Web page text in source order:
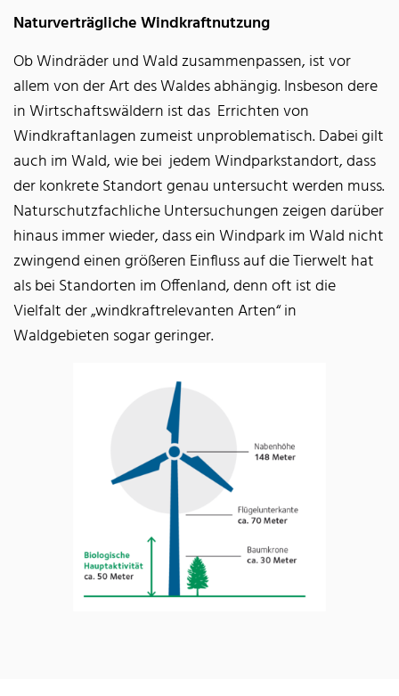
Naturverträgliche Windkraftnutzung
Ob Windräder und Wald zusammenpassen, ist vor
allem von der Art des Waldes abhängig. Insbeson dere
in Wirtschaftswäldern ist das Errichten von
Windkraftanlagen zumeist unproblematisch. Dabei gilt
auch im Wald, wie bei jedem Windparkstandort, dass
der konkrete Standort genau untersucht werden muss.
Naturschutzfachliche Untersuchungen zeigen darüber
hinaus immer wieder, dass ein Windpark im Wald nicht
zwingend einen größeren Einfluss auf die Tierwelt hat
als bei Standorten im Offenland, denn oft ist die
Vielfalt der „windkraftrelevanten Arten“ in
Waldgebieten sogar geringer.